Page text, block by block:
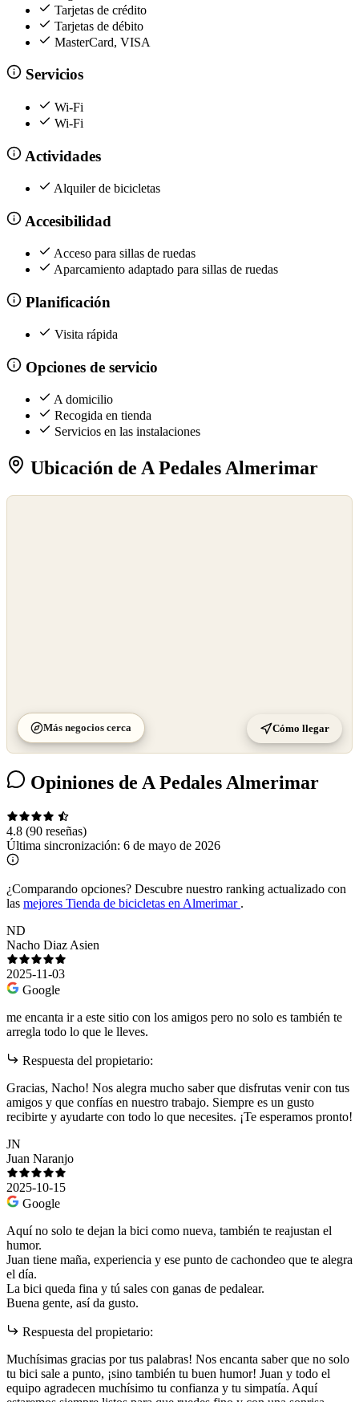
Tarjetas de crédito
Tarjetas de débito
MasterCard, VISA
Servicios
Wi-Fi
Wi-Fi
Actividades
Alquiler de bicicletas
Accesibilidad
Acceso para sillas de ruedas
Aparcamiento adaptado para sillas de ruedas
Planificación
Visita rápida
Opciones de servicio
A domicilio
Recogida en tienda
Servicios en las instalaciones
Ubicación de A Pedales Almerimar
Más negocios cerca Cómo llegar
Opiniones de A Pedales Almerimar
4.8 (90 reseñas)
Última sincronización: 6 de mayo de 2026
¿Comparando opciones? Descubre nuestro ranking actualizado con
las mejores Tienda de bicicletas en Almerimar .
ND
Nacho Diaz Asien
2025-11-03
Google
me encanta ir a este sitio con los amigos pero no solo es también te
arregla todo lo que le lleves.
Respuesta del propietario:
Gracias, Nacho! Nos alegra mucho saber que disfrutas venir con tus
amigos y que confías en nuestro trabajo. Siempre es un gusto
recibirte y ayudarte con todo lo que necesites. ¡Te esperamos pronto!
JN
Juan Naranjo
2025-10-15
Google
Aquí no solo te dejan la bici como nueva, también te reajustan el
humor.
Juan tiene maña, experiencia y ese punto de cachondeo que te alegra
el día.
La bici queda fina y tú sales con ganas de pedalear.
Buena gente, así da gusto.
Respuesta del propietario:
Muchísimas gracias por tus palabras! Nos encanta saber que no solo
tu bici sale a punto, ¡sino también tu buen humor! Juan y todo el
equipo agradecen muchísimo tu confianza y tu simpatía. Aquí